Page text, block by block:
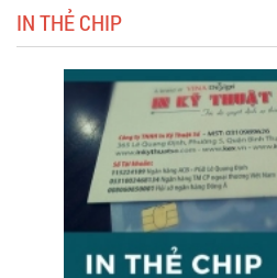
IN THẺ CHIP